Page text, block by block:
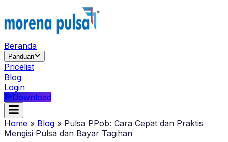
Beranda
Panduan
Pricelist
Blog
Login
Download
Home » Blog » Pulsa PPob: Cara Cepat dan Praktis
Mengisi Pulsa dan Bayar Tagihan